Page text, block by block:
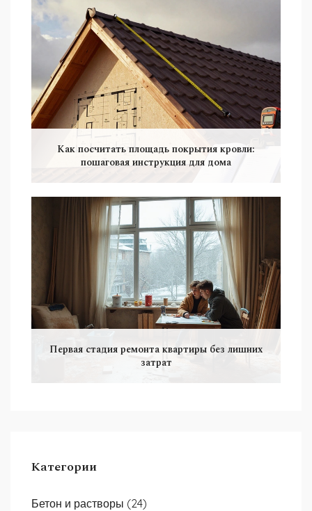
Как посчитать площадь покрытия кровли:
пошаговая инструкция для дома
Первая стадия ремонта квартиры без лишних
затрат
Категории
Бетон и растворы (24)